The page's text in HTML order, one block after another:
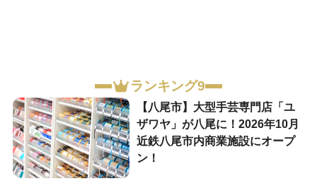
ランキング9
【八尾市】大型手芸専門店「ユ
ザワヤ」が八尾に！2026年10月
近鉄八尾市内商業施設にオープ
ン！